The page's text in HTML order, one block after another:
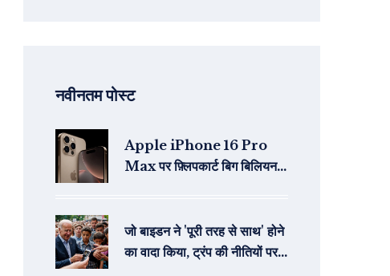
नवीनतम पोस्ट
Apple iPhone 16 Pro
Max पर फ़्लिपकार्ट बिग बिलियन डे
जो बाइडन ने 'पूरी तरह से साथ' होने
का वादा किया, ट्रंप की नीतियों पर